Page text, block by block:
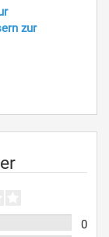
zur
0